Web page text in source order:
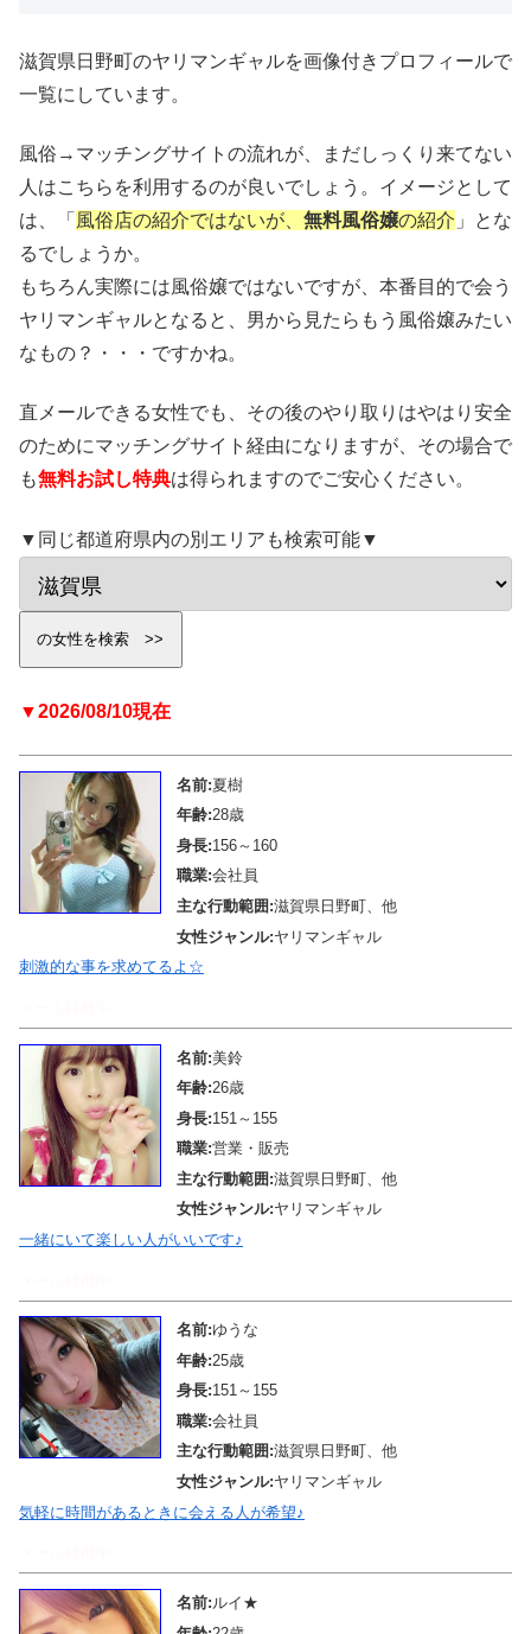
滋賀県日野町のヤリマンギャルを画像付きプロフィールで
一覧にしています。
風俗→マッチングサイトの流れが、まだしっくり来てない
人はこちらを利用するのが良いでしょう。イメージとして
は、「 風俗店の紹介ではないが、 無料風俗嬢の紹介 」とな
るでしょうか。
もちろん実際には風俗嬢ではないですが、本番目的で会う
ヤリマンギャルとなると、男から見たらもう風俗嬢みたい
なもの？・・・ですかね。
直メールできる女性でも、その後のやり取りはやはり安全
のためにマッチングサイト経由になりますが、その場合で
も無料お試し特典は得られますのでご安心ください。
▼同じ都道府県内の別エリアも検索可能▼
▼2026/08/10現在
名前:夏樹
年齢:28歳
身長:156～160
職業:会社員
主な行動範囲:滋賀県日野町、他
女性ジャンル:ヤリマンギャル
刺激的な事を求めてるよ☆
名前:美鈴
年齢:26歳
身長:151～155
職業:営業・販売
主な行動範囲:滋賀県日野町、他
女性ジャンル:ヤリマンギャル
一緒にいて楽しい人がいいです♪
名前:ゆうな
年齢:25歳
身長:151～155
職業:会社員
主な行動範囲:滋賀県日野町、他
女性ジャンル:ヤリマンギャル
気軽に時間があるときに会える人が希望♪
名前: ルイ★